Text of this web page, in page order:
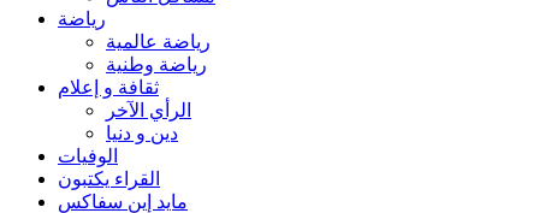
رياضة
رياضة عالمية
رياضة وطنية
ثقافة و إعلام
الرأي الآخر
دين و دنيا
الوفيات
القراء يكتبون
مايد إين سفاكس